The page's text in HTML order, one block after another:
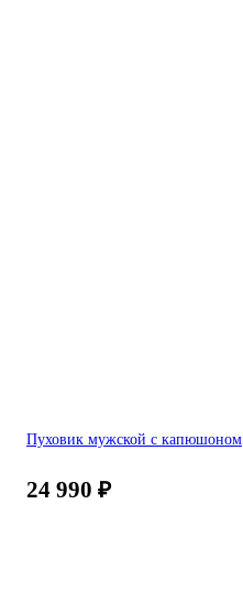
Пуховик мужской с капюшоном
24 990 ₽